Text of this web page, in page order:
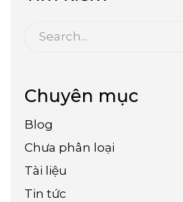
Chuyên mục
Blog
Chưa phân loại
Tài liệu
Tin tức